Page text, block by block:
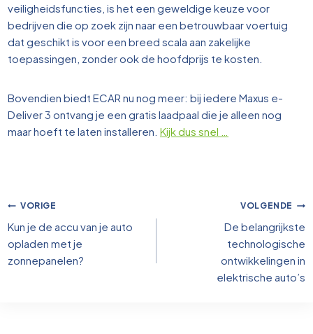
veiligheidsfuncties, is het een geweldige keuze voor
bedrijven die op zoek zijn naar een betrouwbaar voertuig
dat geschikt is voor een breed scala aan zakelijke
toepassingen, zonder ook de hoofdprijs te kosten.
Bovendien biedt ECAR nu nog meer: bij iedere Maxus e-
Deliver 3 ontvang je een gratis laadpaal die je alleen nog
maar hoeft te laten installeren. Kijk dus snel …
Bericht
navigatie
VORIGE
Kun je de accu van je auto
opladen met je
zonnepanelen?
VOLGENDE
De belangrijkste
technologische
ontwikkelingen in
elektrische auto’s